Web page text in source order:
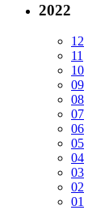
2022
12
11
10
09
08
07
06
05
04
03
02
01